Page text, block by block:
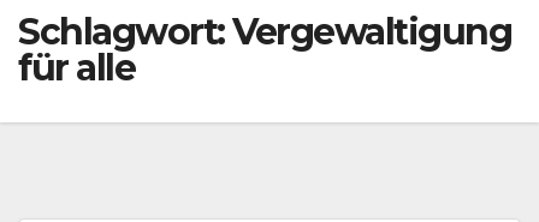
Schlagwort:Vergewaltigung
für alle